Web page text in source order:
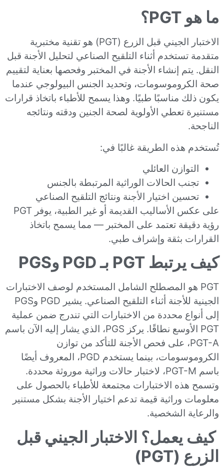
ما هو PGT؟
الاختبار الجيني قبل الزرع (PGT) هو تقنية مختبرية
متقدمة تستخدم أثناء التلقيح الصناعي لتحليل الأجنة قبل
النقل. يتم إنشاء الأجنة في المختبر وفحصها بعناية لتقييم
صحة الكروموسومات، وتحديد الجنس البيولوجي عندما
يكون ذلك مناسبًا طبيًا. وهذا يسمح للأطباء باتخاذ قرارات
مستنيرة تعطي الأولوية لصحة الجنين ودقته ونتائجه
الناجحة.
تُستخدم هذه الطريقة غالبًا في:
التوازن العائلي
تجنب الحالات الوراثية المرتبطة بالجنس
تحسين اختيار الأجنة ونتائج التلقيح الصناعي
على عكس الأساليب القديمة أو غير الطبية، يوفر PGT
رؤية دقيقة تعتمد على المختبر — مما يسمح باتخاذ
القرارات بثقة وإشراف طبي.
كيف يرتبط PGT بـ PGD وPGS
PGT هو المصطلح الشامل المستخدم لوصف الاختبارات
الجينية للأجنة أثناء التلقيح الصناعي. يشير PGD وPGS
إلى أنواع محددة من الاختبارات التي تندرج ضمن عملية
PGT الأوسع نطاقًا. يركز PGS، الذي يشار إليه الآن باسم
PGT-A، على فحص الأجنة للتأكد من توازن
الكروموسومات، بينما يستخدم PGD، المعروف أيضًا
باسم PGT-M، لاختبار حالات وراثية موروثة محددة.
وتسمح هذه الاختبارات مجتمعة للأطباء بالحصول على
معلومات وراثية قيمة تدعم اختيار الأجنة بشكل مستنير
والرعاية الشخصية.
كيف يعمل؟ الاختبار الجيني قبل
الزرع (PGT)